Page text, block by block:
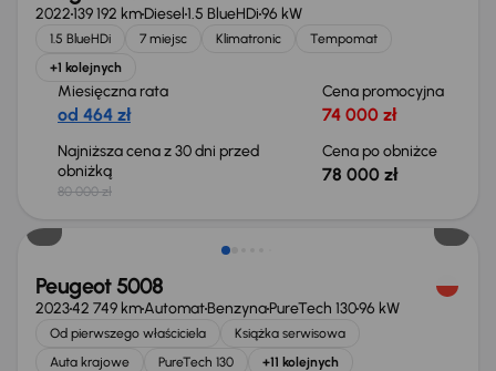
2022139 192 kmDiesel1.5 BlueHDi96 kW
1.5 BlueHDi 7 miejsc Klimatronic
Tempomat
+1 kolejnych
Miesięczna rata
od 464 zł
Cena promocyjna
74 000 zł
Najniższa cena z 30 dni przed
obniżką
80 000 zł
Cena po obniżce
78 000 zł
Możliwość odliczenia VAT
Peugeot 5008
202342 749 kmAutomatBenzynaPureTech 13096 kW
Od pierwszego właściciela
Książka serwisowa
Auta krajowe
PureTech 130 +11 kolejnych